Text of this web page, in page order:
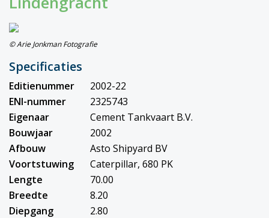
© Arie Jonkman Fotografie
Specificaties
Editienummer
2002-22
ENI-nummer
2325743
Eigenaar
Cement Tankvaart B.V.
Bouwjaar
2002
Afbouw
Asto Shipyard BV
Voortstuwing
Caterpillar, 680 PK
Lengte
70.00
Breedte
8.20
Diepgang
2.80